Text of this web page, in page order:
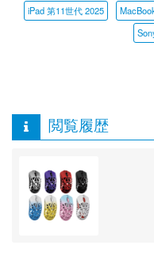
iPad 第11世代 2025
閲覧履歴